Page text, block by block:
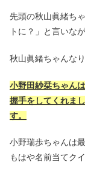
先頭の秋山眞緒ち
トに？」と言いな
秋山眞緒ちゃんな
小野田紗栞ちゃん
握手をしてくれま
す。
小野瑞歩ちゃんは
もはや名前当てク